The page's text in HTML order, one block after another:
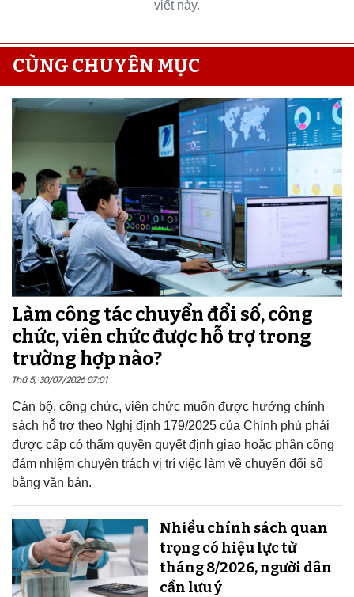
viết này.
CÙNG CHUYÊN MỤC
Làm công tác chuyển đổi số, công
chức, viên chức được hỗ trợ trong
trường hợp nào?
Thứ 5, 30/07/2026 07:01
Cán bộ, công chức, viên chức muốn được hưởng chính
sách hỗ trợ theo Nghị định 179/2025 của Chính phủ phải
được cấp có thẩm quyền quyết định giao hoặc phân công
đảm nhiệm chuyên trách vị trí việc làm về chuyển đổi số
bằng văn bản.
Nhiều chính sách quan
trọng có hiệu lực từ
tháng 8/2026, người dân
cần lưu ý